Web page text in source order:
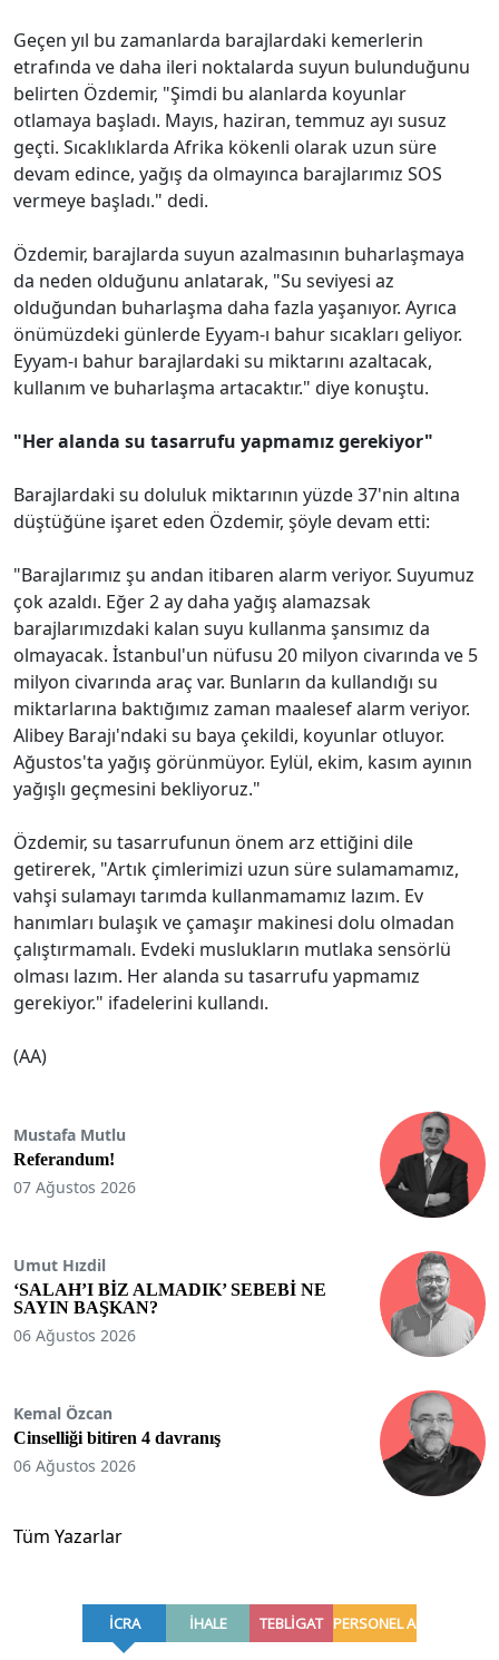
Geçen yıl bu zamanlarda barajlardaki kemerlerin
etrafında ve daha ileri noktalarda suyun bulunduğunu
belirten Özdemir, "Şimdi bu alanlarda koyunlar
otlamaya başladı. Mayıs, haziran, temmuz ayı susuz
geçti. Sıcaklıklarda Afrika kökenli olarak uzun süre
devam edince, yağış da olmayınca barajlarımız SOS
vermeye başladı." dedi.
Özdemir, barajlarda suyun azalmasının buharlaşmaya
da neden olduğunu anlatarak, "Su seviyesi az
olduğundan buharlaşma daha fazla yaşanıyor. Ayrıca
önümüzdeki günlerde Eyyam-ı bahur sıcakları geliyor.
Eyyam-ı bahur barajlardaki su miktarını azaltacak,
kullanım ve buharlaşma artacaktır." diye konuştu.
"Her alanda su tasarrufu yapmamız gerekiyor"
Barajlardaki su doluluk miktarının yüzde 37'nin altına
düştüğüne işaret eden Özdemir, şöyle devam etti:
"Barajlarımız şu andan itibaren alarm veriyor. Suyumuz
çok azaldı. Eğer 2 ay daha yağış alamazsak
barajlarımızdaki kalan suyu kullanma şansımız da
olmayacak. İstanbul'un nüfusu 20 milyon civarında ve 5
milyon civarında araç var. Bunların da kullandığı su
miktarlarına baktığımız zaman maalesef alarm veriyor.
Alibey Barajı'ndaki su baya çekildi, koyunlar otluyor.
Ağustos'ta yağış görünmüyor. Eylül, ekim, kasım ayının
yağışlı geçmesini bekliyoruz."
Özdemir, su tasarrufunun önem arz ettiğini dile
getirerek, "Artık çimlerimizi uzun süre sulamamamız,
vahşi sulamayı tarımda kullanmamamız lazım. Ev
hanımları bulaşık ve çamaşır makinesi dolu olmadan
çalıştırmamalı. Evdeki muslukların mutlaka sensörlü
olması lazım. Her alanda su tasarrufu yapmamız
gerekiyor." ifadelerini kullandı.
(AA)
Mustafa Mutlu
Referandum!
07 Ağustos 2026
Umut Hızdil
‘SALAH’I BİZ ALMADIK’ SEBEBİ NE
SAYIN BAŞKAN?
06 Ağustos 2026
Kemal Özcan
Cinselliği bitiren 4 davranış
06 Ağustos 2026
Tüm Yazarlar